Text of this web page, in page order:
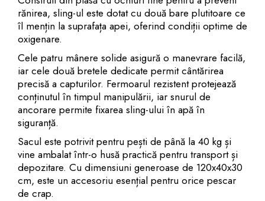
rănirea, sling-ul este dotat cu două bare plutitoare ce
îl mențin la suprafața apei, oferind condiții optime de
oxigenare.
Cele patru mânere solide asigură o manevrare facilă,
iar cele două bretele dedicate permit cântărirea
precisă a capturilor. Fermoarul rezistent protejează
conținutul în timpul manipulării, iar snurul de
ancorare permite fixarea sling-ului în apă în
siguranță.
Sacul este potrivit pentru pești de până la 40 kg și
vine ambalat într-o husă practică pentru transport și
depozitare. Cu dimensiuni generoase de 120x40x30
cm, este un accesoriu esențial pentru orice pescar
de crap.